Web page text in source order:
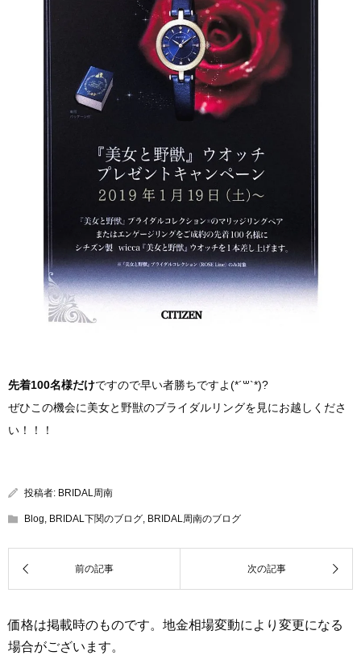
先着100名様だけですので早い者勝ちですよ(*´꒳`*)?
ぜひこの機会に美女と野獣のブライダルリングを見にお越しくださ
い！！！
投稿者: BRIDAL周南
Blog BRIDAL下関のブログ BRIDAL周南のブログ
価格は掲載時のものです。地金相場変動により変更になる
場合がございます。